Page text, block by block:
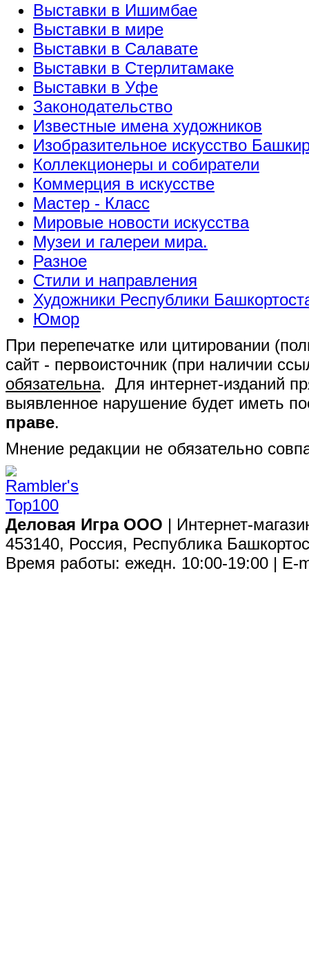
Выставки в Ишимбае
Выставки в мире
Выставки в Салавате
Выставки в Стерлитамаке
Выставки в Уфе
Законодательство
Известные имена художников
Изобразительное искусство
Коллекционеры и собиратели
Коммерция в искусстве
Мастер - Класс
Мировые новости искусства
Музеи и галереи мира.
Разное
Стили и направления
Художники Республики
Юмор
При перепечатке или цитировании
сайт - первоисточник (при наличии
обязательна. Для интернет-изданий
выявленное нарушение будет иметь
праве.
Мнение редакции не обязательно
Деловая Игра ООО | Интернет-
453140, Россия, Республика
Время работы: ежедн. 10:00-19:00 | E-